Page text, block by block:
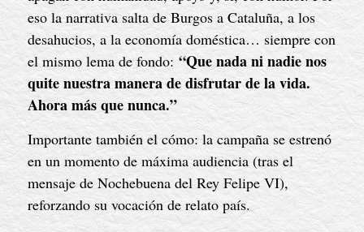
eso la narrativa salta de Burgos a Cataluña, a los
desahucios, a la economía doméstica… siempre con
el mismo lema de fondo: “Que nada ni nadie nos
quite nuestra manera de disfrutar de la vida.
Ahora más que nunca.”
Importante también el cómo: la campaña se estrenó
en un momento de máxima audiencia (tras el
mensaje de Nochebuena del Rey Felipe VI),
reforzando su vocación de relato país.